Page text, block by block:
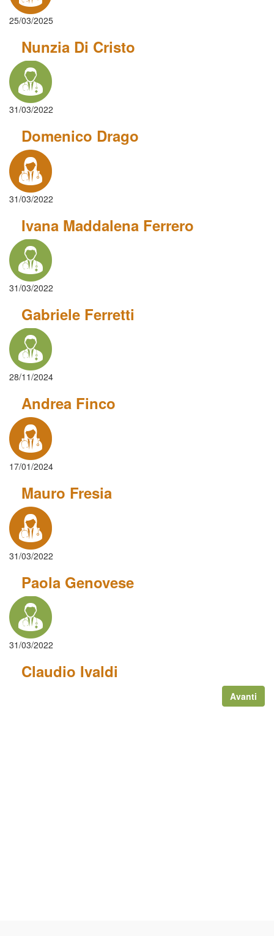
25/03/2025
Nunzia Di Cristo
31/03/2022
Domenico Drago
31/03/2022
Ivana Maddalena Ferrero
31/03/2022
Gabriele Ferretti
28/11/2024
Andrea Finco
17/01/2024
Mauro Fresia
31/03/2022
Paola Genovese
31/03/2022
Claudio Ivaldi
Avanti